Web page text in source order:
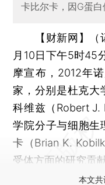
卡比尔卡，因G蛋
【财新网】
月10日下午5时45
摩宣布，2012年
家，分别是杜克大
科维兹（Robert
学院分子与细胞生
卡（Brian K.
受体方面的研究贡献
本文共